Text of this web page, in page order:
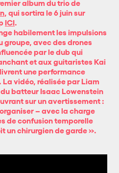
album du trio de
, qui sortira le 6 juin sur
ICI.
habilement les impulsions
avec des drones
par le dub qui
et aux guitaristes Kai
une performance
vidéo, réalisée par Liam
batteur Isaac Lowenstein
sur un avertissement :
– avec la charge
de confusion temporelle
un chirurgien de garde ».